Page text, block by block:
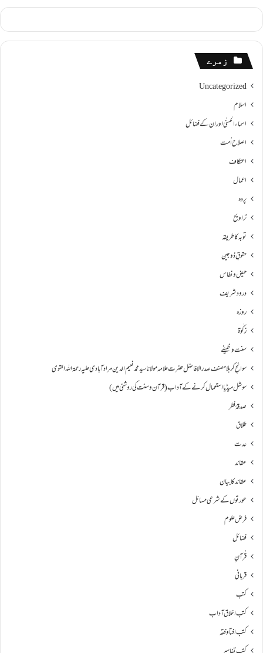
زمرے
Uncategorized
اسلام
اسماءالحسنٰی اور ان کے فضائل
اصلاح اُمت
اعتکاف
اعمال
پردہ
تراویح
توبہ کا طریقہ
حقوقِ ذوجین
حیض و نفاس
درود شریف
روزہ
زکٰوۃ
سنت وظیفے
سوانحِ كربلا مصنف صدر الافاضل حضرت علامہ مولانا سید محمد نعیم الدین مراد آبادی علیہ رحمۃ اللہ القوی
سوشل میڈیا استعمال کرنے کے آداب (قرآن و سنت کی روشنی میں)
صدقۂ فطر
طلاق
عدت
عقائد
عقائد کا بیان
عورتوں کے شرعی مسائل
فرض علوم
فضائل
قُرآنِ
قربانی
کتب
کتب اخلاق آداب
کتب افتا و فقہ